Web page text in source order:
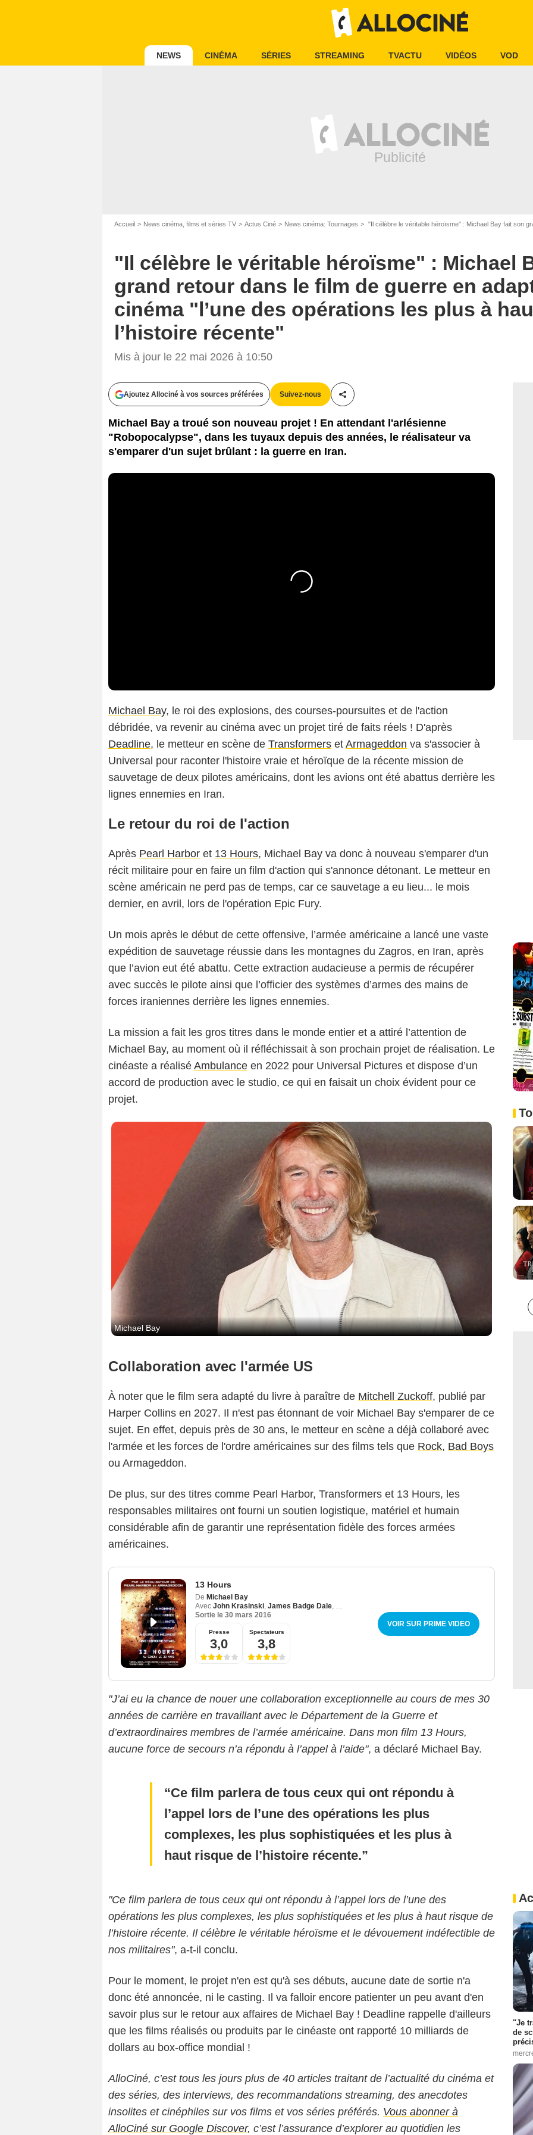
NEWS CINÉMA SÉRIES STREAMING TVACTU VIDÉOS VOD
Accueil News cinéma, films et séries TV Actus Ciné News cinéma: Tournages "Il célèbre le véritable héroïsme" : Michael Bay fait son grand retour dans le film de guerre en
"Il célèbre le véritable héroïsme" : Michael
grand retour dans le film de guerre en
cinéma "l’une des opérations les plus à
l’histoire récente"
Mis à jour le 22 mai 2026 à 10:50
Ajoutez Allociné à vos sources préférées Suivez-nous
Partager cet article
Michael Bay a troué son nouveau projet ! En attendant l'arlésienne
"Robopocalypse", dans les tuyaux depuis des années, le réalisateur va
s'emparer d'un sujet brûlant : la guerre en Iran.
Michael Bay, le roi des explosions, des courses-poursuites et de l'action
débridée, va revenir au cinéma avec un projet tiré de faits réels ! D'après
Deadline, le metteur en scène de Transformers et Armageddon va s'associer à
Universal pour raconter l'histoire vraie et héroïque de la récente mission de
sauvetage de deux pilotes américains, dont les avions ont été abattus derrière les
lignes ennemies en Iran.
Le retour du roi de l'action
Après Pearl Harbor et 13 Hours, Michael Bay va donc à nouveau s'emparer d'un
récit militaire pour en faire un film d'action qui s'annonce détonant. Le metteur en
scène américain ne perd pas de temps, car ce sauvetage a eu lieu... le mois
dernier, en avril, lors de l'opération Epic Fury.
Un mois après le début de cette offensive, l’armée américaine a lancé une vaste
expédition de sauvetage réussie dans les montagnes du Zagros, en Iran, après
que l’avion eut été abattu. Cette extraction audacieuse a permis de récupérer
avec succès le pilote ainsi que l’officier des systèmes d’armes des mains de
forces iraniennes derrière les lignes ennemies.
La mission a fait les gros titres dans le monde entier et a attiré l’attention de
Michael Bay, au moment où il réfléchissait à son prochain projet de réalisation. Le
cinéaste a réalisé Ambulance en 2022 pour Universal Pictures et dispose d’un
accord de production avec le studio, ce qui en faisait un choix évident pour ce
projet.
Michael Bay
Collaboration avec l'armée US
À noter que le film sera adapté du livre à paraître de Mitchell Zuckoff, publié par
Harper Collins en 2027. Il n'est pas étonnant de voir Michael Bay s'emparer de ce
sujet. En effet, depuis près de 30 ans, le metteur en scène a déjà collaboré avec
l'armée et les forces de l'ordre américaines sur des films tels que Rock, Bad Boys
ou Armageddon.
De plus, sur des titres comme Pearl Harbor, Transformers et 13 Hours, les
responsables militaires ont fourni un soutien logistique, matériel et humain
considérable afin de garantir une représentation fidèle des forces armées
américaines.
13 Hours
De Michael Bay
Avec John Krasinski, James Badge Dale, Max Martini
Sortie le 30 mars 2016
Presse
3,0
Spectateurs
3,8
VOIR SUR PRIME VIDEO
"J’ai eu la chance de nouer une collaboration exceptionnelle au cours de mes 30
années de carrière en travaillant avec le Département de la Guerre et
d’extraordinaires membres de l’armée américaine. Dans mon film 13 Hours,
aucune force de secours n’a répondu à l’appel à l’aide", a déclaré Michael Bay.
Ce film parlera de tous ceux qui ont répondu à
l’appel lors de l’une des opérations les plus
complexes, les plus sophistiquées et les plus à
haut risque de l’histoire récente.
"Ce film parlera de tous ceux qui ont répondu à l’appel lors de l’une des
opérations les plus complexes, les plus sophistiquées et les plus à haut risque de
l’histoire récente. Il célèbre le véritable héroïsme et le dévouement indéfectible de
nos militaires", a-t-il conclu.
Pour le moment, le projet n'en est qu'à ses débuts, aucune date de sortie n'a
donc été annoncée, ni le casting. Il va falloir encore patienter un peu avant d'en
savoir plus sur le retour aux affaires de Michael Bay ! Deadline rappelle d'ailleurs
que les films réalisés ou produits par le cinéaste ont rapporté 10 milliards de
dollars au box-office mondial !
AlloCiné, c’est tous les jours plus de 40 articles traitant de l’actualité du cinéma et
des séries, des interviews, des recommandations streaming, des anecdotes
insolites et cinéphiles sur vos films et vos séries préférés. Vous abonner à
AlloCiné sur Google Discover, c’est l’assurance d’explorer au quotidien les
"Je
de